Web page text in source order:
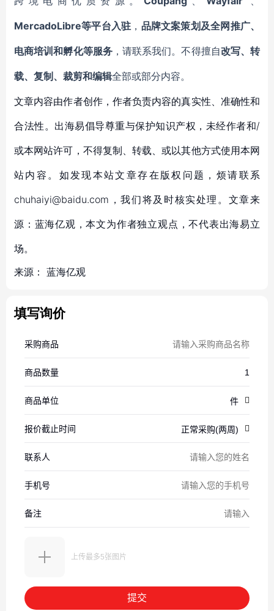
MercadoLibre等平台入驻 ， 品牌文案策划及全网推广、
电商培训和孵化等服务，请联系我们。不得擅自改写、转
载、复制、裁剪和编辑全部或部分内容。
文章内容由作者创作，作者负责内容的真实性、准确性和
合法性。出海易倡导尊重与保护知识产权，未经作者和/
或本网站许可，不得复制、转载、或以其他方式使用本网
站内容。如发现本站文章存在版权问题，烦请联系
chuhaiyi@baidu.com，我们将及时核实处理。文章来
源：蓝海亿观，本文为作者独立观点，不代表出海易立
场。
来源： 蓝海亿观
填写询价